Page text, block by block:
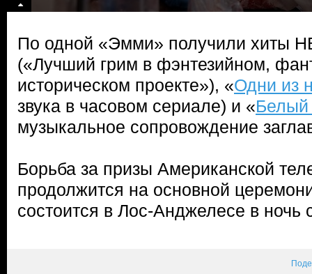
По одной «Эмми» получили хиты
(«Лучший грим в фэнтезийном,
историческом проекте»), «Одни из
звука в часовом сериале) и «Белый
музыкальное сопровождение
Борьба за призы Американской
продолжится на основной
состоится в Лос-Анджелесе в ночь